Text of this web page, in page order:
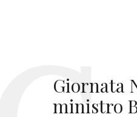
Giornata
ministro